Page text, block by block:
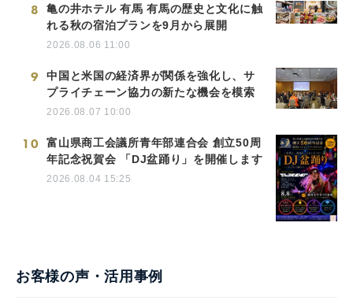
8
亀の井ホテル 有馬 有馬の歴史と文化に触
れる秋の宿泊プランを9月から展開
2026.08.06 11:00
9
中国と米国の経済界が関係を強化し、サ
プライチェーン協力の新たな機会を模索
2026.08.07 10:00
10
富山県商工会議所青年部連合会 創立50周
年記念祝賀会 「DJ盆踊り」を開催します
2026.08.04 15:25
お客様の声・活用事例